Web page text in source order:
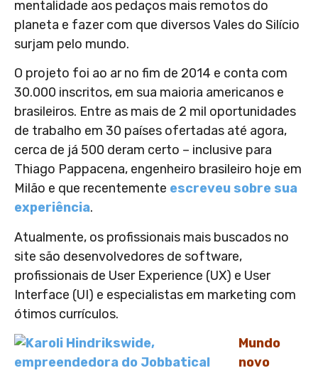
mentalidade aos pedaços mais remotos do
planeta e fazer com que diversos Vales do Silício
surjam pelo mundo.
O projeto foi ao ar no fim de 2014 e conta com
30.000 inscritos, em sua maioria americanos e
brasileiros. Entre as mais de 2 mil oportunidades
de trabalho em 30 países ofertadas até agora,
cerca de já 500 deram certo – inclusive para
Thiago Pappacena, engenheiro brasileiro hoje em
Milão e que recentemente escreveu sobre sua
experiência.
Atualmente, os profissionais mais buscados no
site são desenvolvedores de software,
profissionais de User Experience (UX) e User
Interface (UI) e especialistas em marketing com
ótimos currículos.
Mundo
novo